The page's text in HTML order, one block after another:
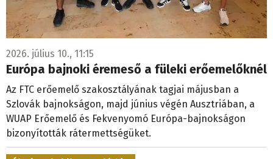
2026. július 10., 11:15
Európa bajnoki éremeső a füleki erőemelőknél
Az FTC erőemelő szakosztályának tagjai májusban a
Szlovák bajnokságon, majd június végén Ausztriában, a
WUAP Erőemelő és Fekvenyomó Európa-bajnokságon
bizonyították rátermettségüket.